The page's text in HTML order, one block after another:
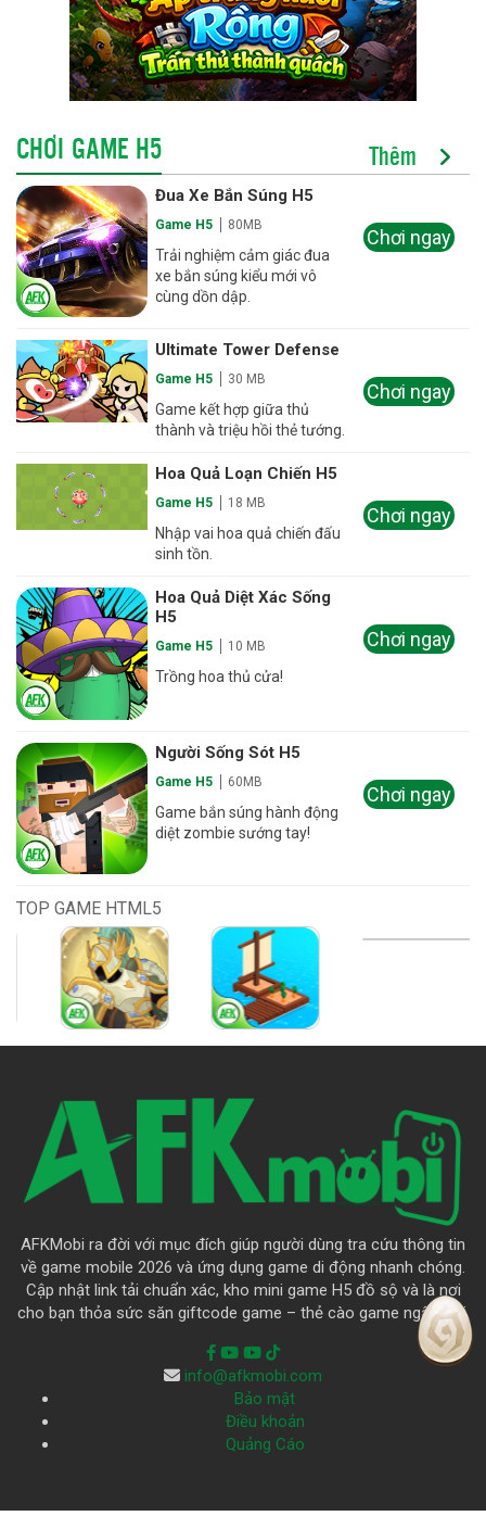
CHƠI GAME H5 Thêm
Đua Xe Bắn Súng H5
Game H5 80MB
Trải nghiệm cảm giác đua
xe bắn súng kiểu mới vô
cùng dồn dập.
Chơi ngay
Ultimate Tower Defense
Game H5 30 MB
Game kết hợp giữa thủ
thành và triệu hồi thẻ tướng.
Chơi ngay
Hoa Quả Loạn Chiến H5
Game H5 18 MB
Nhập vai hoa quả chiến đấu
sinh tồn.
Chơi ngay
Hoa Quả Diệt Xác Sống
H5
Game H5 10 MB
Trồng hoa thủ cửa!
Chơi ngay
Người Sống Sót H5
Game H5 60MB
Game bắn súng hành động
diệt zombie sướng tay!
Chơi ngay
TOP GAME HTML5
AFKMobi ra đời với mục đích giúp người dùng tra cứu thông tin
về game mobile 2026 và ứng dụng game di động nhanh chóng.
Cập nhật link tải chuẩn xác, kho mini game H5 đồ sộ và là nơi
cho bạn thỏa sức săn giftcode game – thẻ cào game ngập trời.
info@afkmobi.com
Bảo mật
Điều khoản
Quảng Cáo